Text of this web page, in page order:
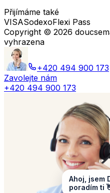
Přijímáme také
VISASodexoFlexi Pass
Copyright © 2026
vyhrazena
+420 494 900 173
Zavolejte nám
+420 494 900 173
Ahoj, jsem
poradím ti